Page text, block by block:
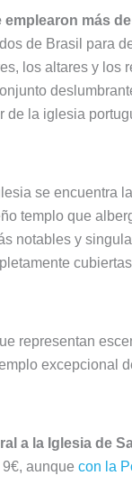
emplearon más
de Brasil para
los altares y los
de la iglesia
se encuentra la
templo que
notables y
representan
excepcional
a la Iglesia de
aunque con la